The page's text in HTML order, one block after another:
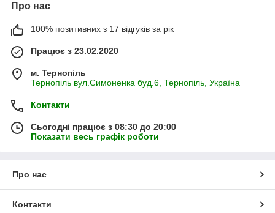
Про нас
100% позитивних з 17 відгуків за рік
Працює з 23.02.2020
м. Тернопіль
Тернопіль вул.Симоненка буд.6, Тернопіль, Україна
Контакти
Сьогодні працює з 08:30 до 20:00
Показати весь графік роботи
Про нас
Контакти